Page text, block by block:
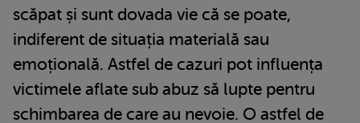
scăpat și sunt dovada vie că se poate,
indiferent de situația materială sau
emoțională. Astfel de cazuri pot influența
victimele aflate sub abuz să lupte pentru
schimbarea de care au nevoie. O astfel de